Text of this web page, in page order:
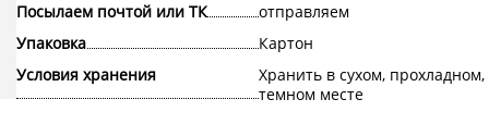
Посылаем почтой или ТК
отправляем
Упаковка
Картон
Условия хранения
Хранить в сухом, прохладном,
темном месте